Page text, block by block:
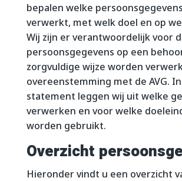
bepalen welke
verwerkt, met welk doel en op
Wij zijn er verantwoordelijk voor
persoonsgegevens op een
zorgvuldige wijze worden
overeenstemming met de AVG.
statement leggen wij uit welke
verwerken en voor welke
worden gebruikt.
Overzicht
Hieronder vindt u een overzicht